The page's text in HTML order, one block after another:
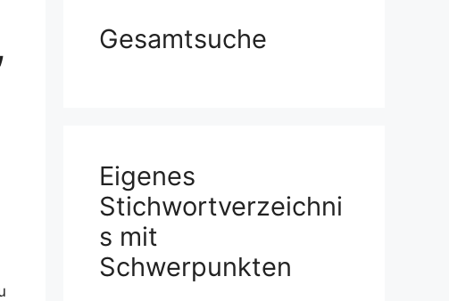
Gesamtsuche
Eigenes
Stichwortverzeichni
s mit
Schwerpunkten